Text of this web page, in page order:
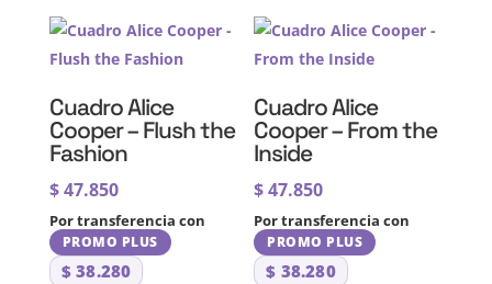
Cuadro Alice
Cooper – Flush the
Fashion
$47.850
Por transferencia con
PROMO PLUS
$ 38.280
Cuadro Alice
Cooper – From the
Inside
$47.850
Por transferencia con
PROMO PLUS
$ 38.280